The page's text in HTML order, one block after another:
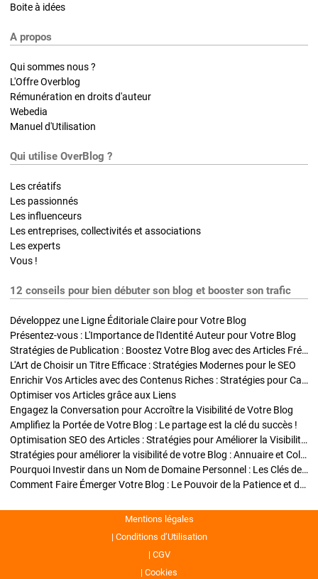
Boite à idées
A propos
Qui sommes nous ?
L'Offre Overblog
Rémunération en droits d'auteur
Webedia
Manuel d'Utilisation
Qui utilise OverBlog ?
Les créatifs
Les passionnés
Les influenceurs
Les entreprises, collectivités et associations
Les experts
Vous !
12 conseils pour bien débuter son blog et booster son trafic
Développez une Ligne Éditoriale Claire pour Votre Blog
Présentez-vous : L'Importance de l'Identité Auteur pour Votre Blog
Stratégies de Publication : Boostez Votre Blog avec des Articles Fréquents et Exclusifs
L'Art de Choisir un Titre Efficace : Stratégies Modernes pour le SEO
Enrichir Vos Articles avec des Contenus Riches : Stratégies pour Captiver et Optimiser
Optimiser vos Articles grâce aux Liens
Engagez la Conversation pour Accroître la Visibilité de Votre Blog
Amplifiez la Portée de Votre Blog : Le partage est la clé du succès !
Optimisation SEO des Articles : Stratégies pour Améliorer la Visibilité de Votre Blog
Stratégies pour améliorer la visibilité de votre Blog : Annuaire et Collaborations
Pourquoi Investir dans un Nom de Domaine Personnel : Les Clés de la Réussite de Votre Blog
Comment Faire Émerger Votre Blog : Le Pouvoir de la Patience et de la Persévérance
Mentions légales
Conditions d’Utilisation
CGV
Cookies